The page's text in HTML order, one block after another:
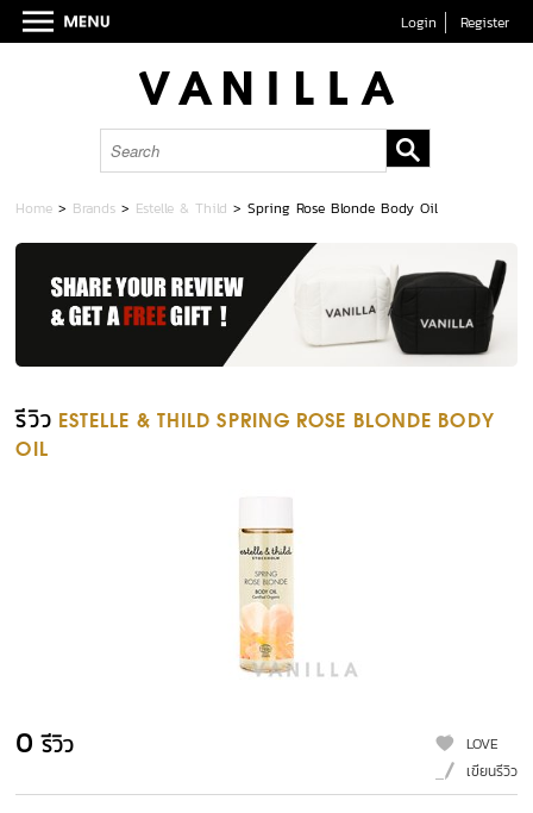
Login Register
Home > Brands > Estelle & Thild >Spring Rose Blonde Body Oil
รีวิว ESTELLE & THILD SPRING ROSE BLONDE BODY
OIL
0 รีวิว
LOVE
เขียนรีวิว